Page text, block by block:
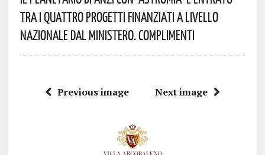
Tra I Quattro Progetti Finanziati A Livello
Nazionale Dal Ministero. Complimenti
Previous image Next image